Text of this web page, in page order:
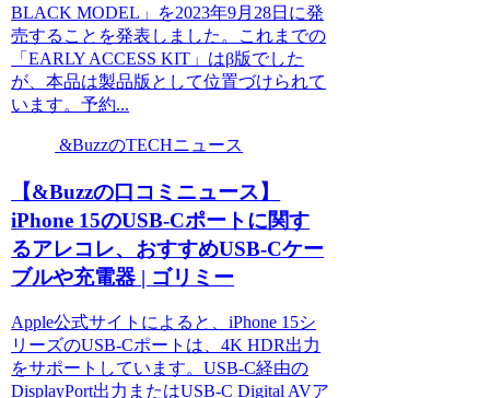
BLACK MODEL」を2023年9月28日に発
売することを発表しました。これまでの
「EARLY ACCESS KIT」はβ版でした
が、本品は製品版として位置づけられて
います。予約...
&BuzzのTECHニュース
【&Buzzの口コミニュース】
iPhone 15のUSB-Cポートに関す
るアレコレ、おすすめUSB-Cケー
ブルや充電器 | ゴリミー
Apple公式サイトによると、iPhone 15シ
リーズのUSB-Cポートは、4K HDR出力
をサポートしています。USB-C経由の
DisplayPort出力またはUSB-C Digital AVア